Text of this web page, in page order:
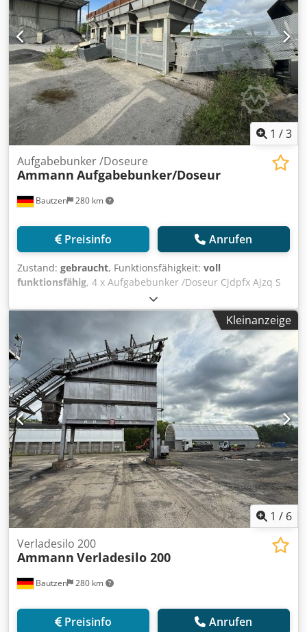
1 /3
Bautzen 280 km
Aufgabebunker /Doseure
Ammann Aufgabebunker/Doseur
Preisinfo Anrufen
Zustand: gebraucht, Funktionsfähigkeit: voll
funktionsfähig, 4 x Aufgabebunker /Doseur Cjdpfx Ajzq S
Huemyorf -Abzugsband -Förderband/Übergabeband -
elektrische Anlage soweit vorhanden
Kleinanzeige
1 / 6
Bautzen 280 km
Verladesilo 200
Ammann Verladesilo 200
Preisinfo Anrufen